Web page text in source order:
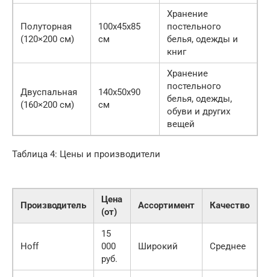
Полуторная
(120×200 см)
100x45x85
см
Хранение
постельного
белья, одежды и
книг
Двуспальная
(160×200 см)
140x50x90
см
Хранение
постельного
белья, одежды,
обуви и других
вещей
Таблица 4: Цены и производители
Производитель
Цена
(от)
Ассортимент Качество
Hoff
15
000
руб.
Широкий Среднее